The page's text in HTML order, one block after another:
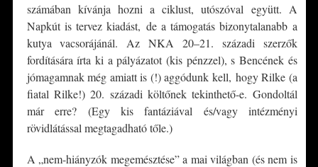
számában kívánja hozni a ciklust, utószóval együtt. A
Napkút is tervez kiadást, de a támogatás bizonytalanabb a
kutya vacsorájánál. Az NKA 20–21. századi szerzők
fordítására írta ki a pályázatot (kis pénzzel), s Bencének és
jómagamnak még amiatt is (!) aggódunk kell, hogy Rilke (a
fiatal Rilke!) 20. századi költőnek tekinthető-e. Gondoltál
már erre? (Egy kis fantáziával és/vagy intézményi
rövidlátással megtagadható tőle.)
A „nem-hiányzók megemésztése” a mai világban (és nem is